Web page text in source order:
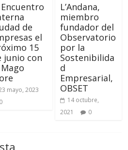
Encuentro
de
el
15
junio con
mayo, 2023
0
L’Andana,
miembro
fundador del
Observatorio
por la
Sostenibilida
d
Empresarial,
OBSET
14 octubre,
2021
0